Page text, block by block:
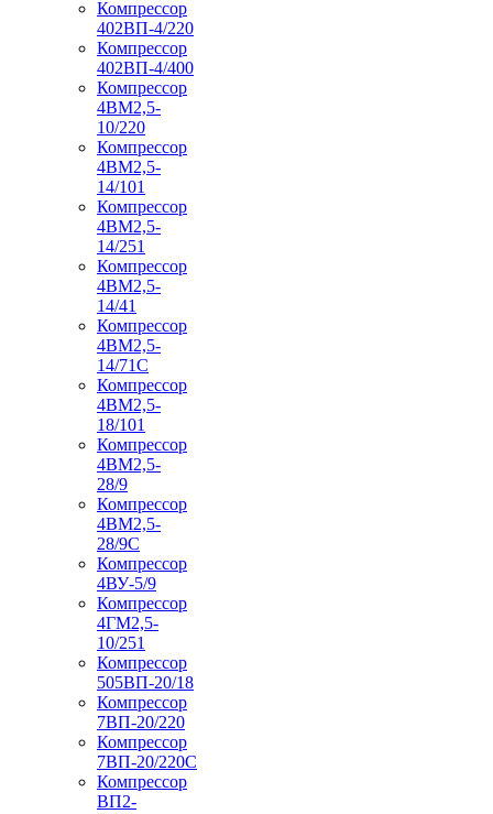
Компрессор
402ВП-4/220
Компрессор
402ВП-4/400
Компрессор
4ВМ2,5-
10/220
Компрессор
4ВМ2,5-
14/101
Компрессор
4ВМ2,5-
14/251
Компрессор
4ВМ2,5-
14/41
Компрессор
4ВМ2,5-
14/71C
Компрессор
4ВМ2,5-
18/101
Компрессор
4ВМ2,5-
28/9
Компрессор
4ВМ2,5-
28/9С
Компрессор
4ВУ-5/9
Компрессор
4ГМ2,5-
10/251
Компрессор
505ВП-20/18
Компрессор
7ВП-20/220
Компрессор
7ВП-20/220С
Компрессор
ВП2-